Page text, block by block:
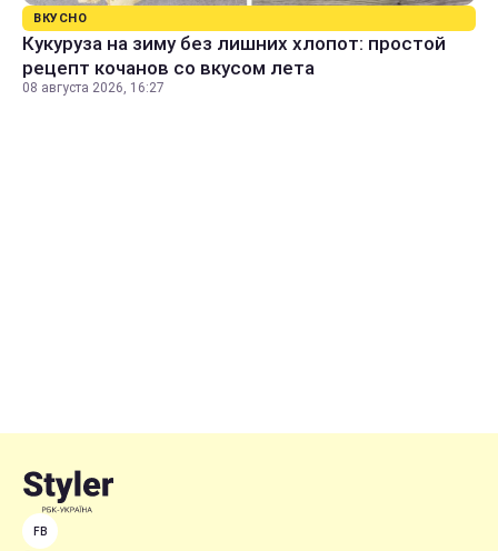
ВКУСНО
Кукуруза на зиму без лишних хлопот: простой
рецепт кочанов со вкусом лета
08 августа 2026, 16:27
FB